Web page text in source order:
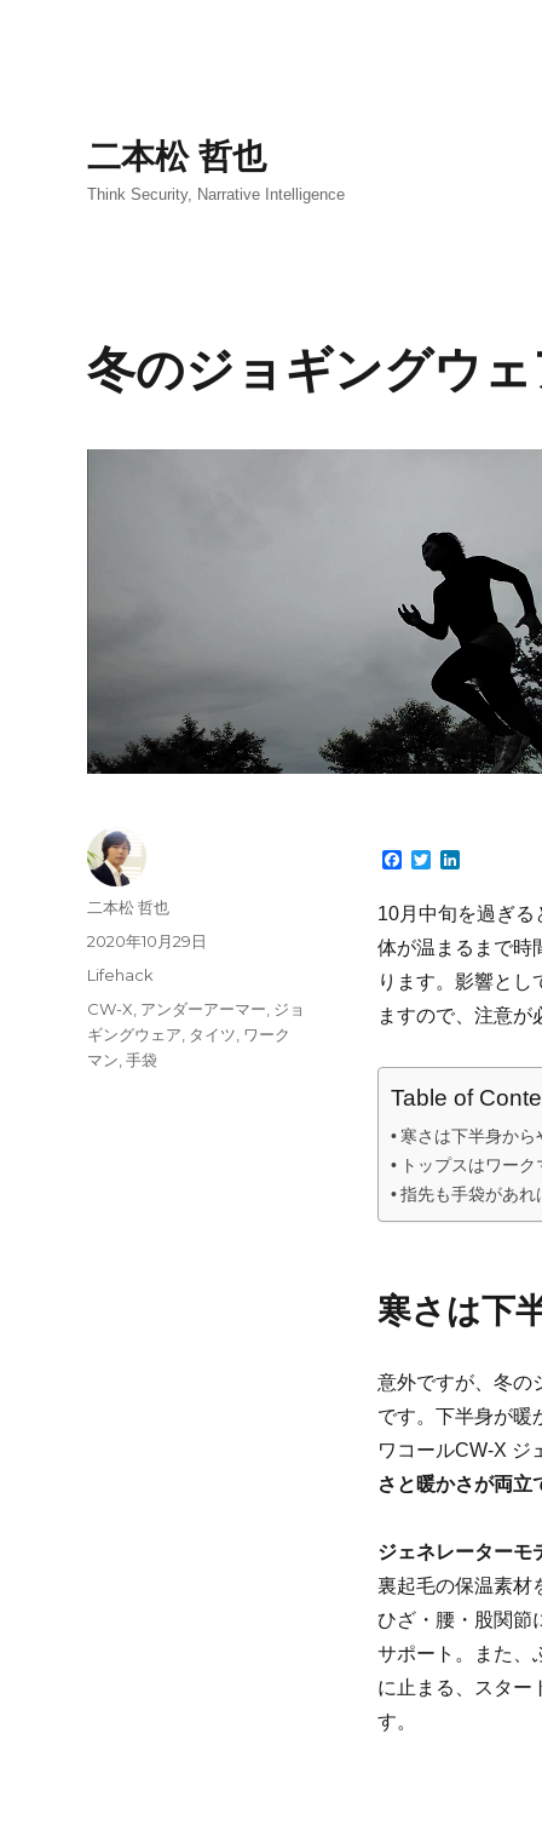
二本松 哲也
Think Security, Narrative Intelligence
冬のジョギングウ
F
e
b
o
o
k
T
t
t
e
r
k
e
d
I
n
10月中旬を過ぎ
体が温まるまで時
ります。影響とし
ますので、注意が
Table of
寒さは下半身から
トップスはワー
指先も手袋があれ
寒さは下
意外ですが、冬の
です。下半身が暖
ワコールCW-X ジ
さと暖かさが両立
ジェネレーターモ
裏起毛の保温素材
ひざ・腰・股関節
サポート。また、
に止まる、スター
す。
投
二本松 哲也
投
稿
2020年10月29日
カ
ゴ
Lifehack
タ
グ
CW-X アンダーアーマー ジョ
ギングウェア タイツ ワーク
マン 手袋